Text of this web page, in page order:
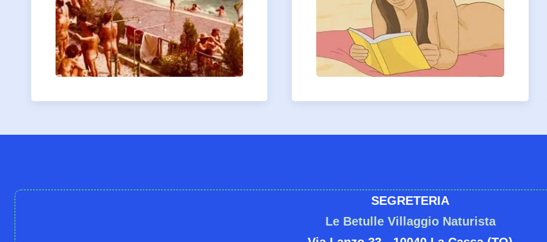
SEGRETERIA
Le Betulle Villaggio Naturista